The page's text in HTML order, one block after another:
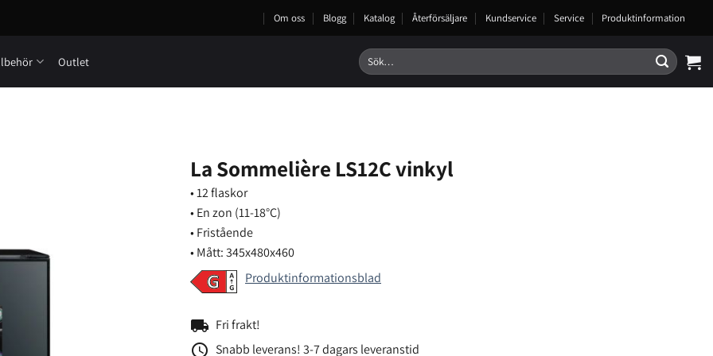
Om oss Blogg Katalog Återförsäljare Kundservice Service Produktinformation
Outlet
Sök
efter:
La Sommelière LS12C vinkyl
• 12 flaskor
• En zon (11-18°C)
• Fristående
• Mått: 345x480x460
Produktinformationsblad
local_shipping Fri frakt!
access_time Snabb leverans! 3-7 dagars leveranstid